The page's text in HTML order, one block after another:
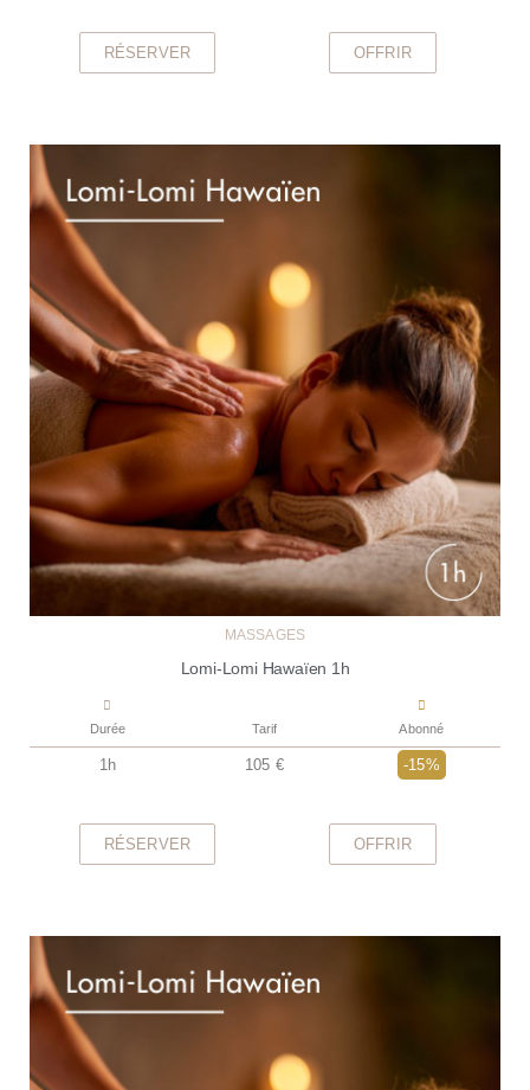
RÉSERVER OFFRIR
MASSAGES
Lomi-Lomi Hawaïen 1h
Durée Tarif Abonné
1h 105 € -15%
RÉSERVER OFFRIR